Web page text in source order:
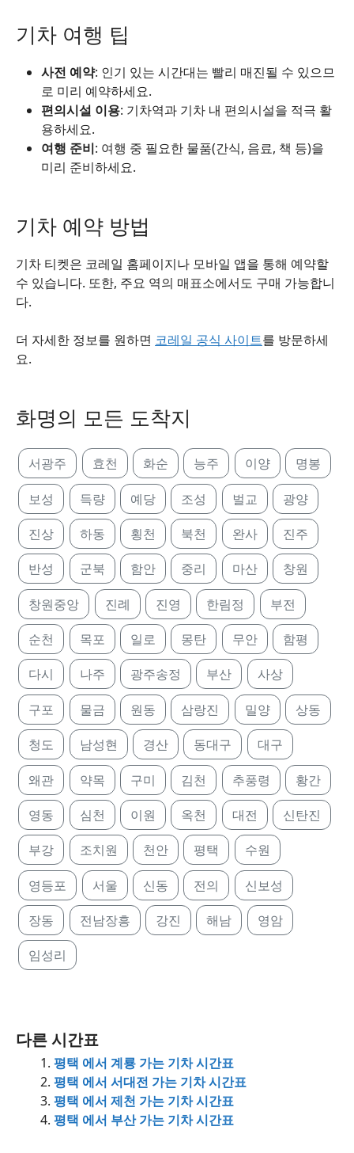
기차 여행 팁
사전 예약: 인기 있는 시간대는 빨리 매진될 수 있으므
로 미리 예약하세요.
편의시설 이용: 기차역과 기차 내 편의시설을 적극 활
용하세요.
여행 준비: 여행 중 필요한 물품(간식, 음료, 책 등)을
미리 준비하세요.
기차 예약 방법
기차 티켓은 코레일 홈페이지나 모바일 앱을 통해 예약할
수 있습니다. 또한, 주요 역의 매표소에서도 구매 가능합니
다.
더 자세한 정보를 원하면 코레일 공식 사이트를 방문하세
요.
화명의 모든 도착지
서광주 효천 화순 능주 이양 명봉
보성 득량 예당 조성 벌교 광양
진상 하동 횡천 북천 완사 진주
반성 군북 함안 중리 마산 창원
창원중앙 진례 진영 한림정 부전
순천 목포 일로 몽탄 무안 함평
다시 나주 광주송정 부산 사상
구포 물금 원동 삼랑진 밀양 상동
청도 남성현 경산 동대구 대구
왜관 약목 구미 김천 추풍령 황간
영동 심천 이원 옥천 대전 신탄진
부강 조치원 천안 평택 수원
영등포 서울 신동 전의 신보성
장동 전남장흥 강진 해남 영암
임성리
다른 시간표
평택 에서 계룡 가는 기차 시간표
평택 에서 서대전 가는 기차 시간표
평택 에서 제천 가는 기차 시간표
평택 에서 부산 가는 기차 시간표